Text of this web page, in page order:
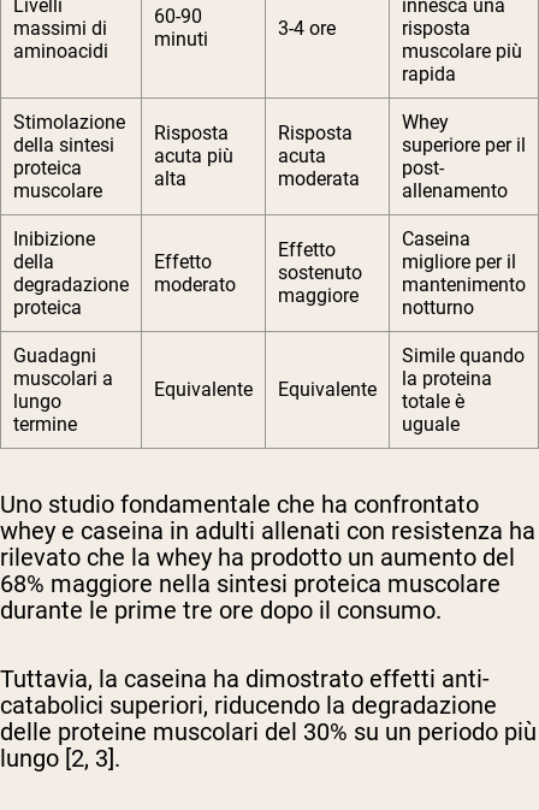
Livelli
massimi di
aminoacidi
60-90
minuti
3-4 ore
innesca una
risposta
muscolare più
rapida
Stimolazione
della sintesi
proteica
muscolare
Risposta
acuta più
alta
Risposta
acuta
moderata
Whey
superiore per il
post-
allenamento
Inibizione
della
degradazione
proteica
Effetto
moderato
Effetto
sostenuto
maggiore
Caseina
migliore per il
mantenimento
notturno
Guadagni
muscolari a
lungo
termine
Equivalente Equivalente
Simile quando
la proteina
totale è
uguale
Uno studio fondamentale che ha confrontato
whey e caseina in adulti allenati con resistenza ha
rilevato che la whey ha prodotto un aumento del
68% maggiore nella sintesi proteica muscolare
durante le prime tre ore dopo il consumo.
Tuttavia, la caseina ha dimostrato effetti anti-
catabolici superiori, riducendo la degradazione
delle proteine muscolari del 30% su un periodo più
lungo [2, 3].